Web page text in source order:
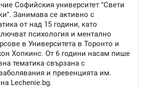
Софийския университет "Свети
Занимава се активно с
от над 15 години, като
психология и ментално
в Университета в Торонто и
Хопкинс. От 6 години насам пише
тематика свързана с
и превенцията им.
Lechenie.bg.